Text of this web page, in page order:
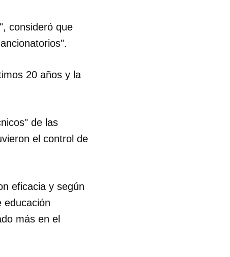
consideró que
20 años y la
de las
el control de
eficacia y según
educación
más en el